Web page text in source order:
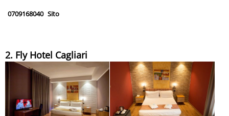
0709168040 Sito
2. Fly Hotel Cagliari